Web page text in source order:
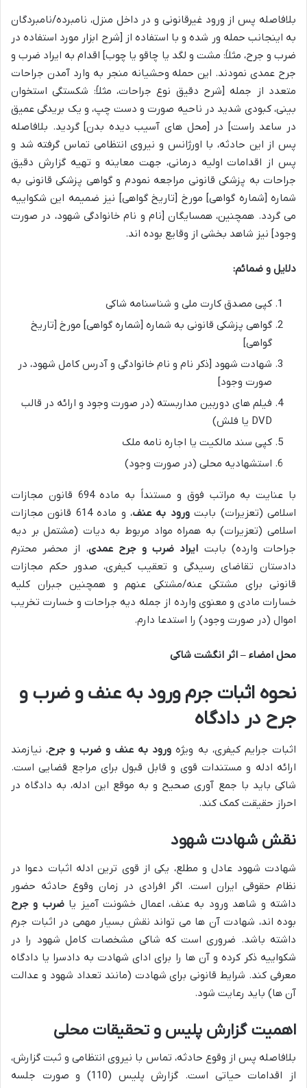
بلافاصله پس از ورود غیرقانونی و در داخل منزل، نامبرده/نامبردگان
به اینجانب حمله ور شده و با استفاده از [شرح ابزار مورد استفاده در
ضرب و جرح، مثلاً: مشت و لگد یا چاقو یا چوب] اقدام به ایراد ضرب و
جرح عمدی نمودند. این حمله وحشیانه منجر به وارد آمدن جراحات
متعدد از جمله [شرح دقیق نوع جراحات، مثلاً: شکستگی استخوان
بینی، کبودی شدید در ناحیه صورت و دست چپ، و یک بریدگی عمیق
در ساعد راست] در [محل های آسیب دیده بدن] گردید. بلافاصله
پس از این حادثه، با اورژانس و نیروی انتظامی تماس گرفته شد و
پس از اقدامات اولیه درمانی، جهت معاینه و تهیه گزارش دقیق
جراحات به پزشکی قانونی مراجعه نمودم و گواهی پزشکی قانونی به
شماره [شماره گواهی] مورخ [تاریخ گواهی] نیز ضمیمه این شکواییه
می گردد. همچنین، همسایگان [نام و نام خانوادگی شهود، در صورت
وجود] نیز شاهد بخشی از وقایع بوده اند.
دلایل و ضمائم:
کپی مصدق کارت ملی و شناسنامه شاکی
گواهی پزشکی قانونی به شماره [شماره گواهی] مورخ [تاریخ
گواهی]
شهادت شهود [ذکر نام و نام خانوادگی و آدرس کامل شهود، در
صورت وجود]
فیلم های دوربین مداربسته (در صورت وجود و ارائه در قالب
DVD یا فلش)
کپی سند مالکیت یا اجاره نامه ملک
استشهادیه محلی (در صورت وجود)
با عنایت به مراتب فوق و مستنداً به ماده 694 قانون مجازات
اسلامی (تعزیرات) بابتورود به عنف
، و ماده 614 قانون مجازات
اسلامی (تعزیرات) به همراه مواد مربوط به دیات (مشتمل بر دیه
جراحات وارده) بابت ایراد ضرب و جرح عمدی، از محضر محترم
دادستان تقاضای رسیدگی و تعقیب کیفری، صدور حکم مجازات
قانونی برای مشتکی عنه/مشتکی عنهم و همچنین جبران کلیه
خسارات مادی و معنوی وارده از جمله دیه جراحات و خسارت تخریب
اموال (در صورت وجود) را استدعا دارم.
محل امضاء – اثر انگشت شاکی
نحوه اثبات جرم ورود به عنف و ضرب و
جرح در دادگاه
اثبات جرایم کیفری، به ویژه ورود به عنف و ضرب و جرح، نیازمند
ارائه ادله و مستندات قوی و قابل قبول برای مراجع قضایی است.
شاکی باید با جمع آوری صحیح و به موقع این ادله، به دادگاه در
احراز حقیقت کمک کند.
نقش شهادت شهود
شهادت شهود عادل و مطلع، یکی از قوی ترین ادله اثبات دعوا در
نظام حقوقی ایران است. اگر افرادی در زمان وقوع حادثه حضور
داشته و شاهد ورود به عنف، اعمال خشونت آمیز یاضرب و جرح
بوده اند، شهادت آن ها می تواند نقش بسیار مهمی در اثبات جرم
داشته باشد. ضروری است که شاکی مشخصات کامل شهود را در
شکواییه ذکر کرده و آن ها را برای ادای شهادت به دادسرا یا دادگاه
معرفی کند. شرایط قانونی برای شهادت (مانند تعداد شهود و عدالت
آن ها) باید رعایت شود.
اهمیت گزارش پلیس و تحقیقات محلی
بلافاصله پس از وقوع حادثه، تماس با نیروی انتظامی و ثبت گزارش،
از اقدامات حیاتی است. گزارش پلیس (110) و صورت جلسه